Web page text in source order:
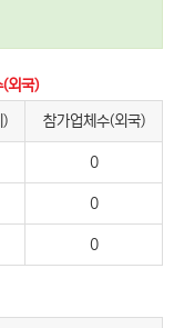
외국)
) 참가업체수(외국)
0
0
0